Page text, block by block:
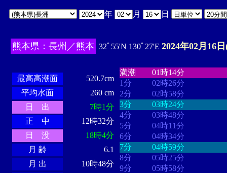
年 月 日
熊本県：長州／熊本 32ﾟ55'N 130ﾟ27'E 2024年02月16
最高高潮面
520.7cm
平均水面
260 cm
日 出
7時1分
正 中
12時32分
日 没
18時4分
月 齢
6.1
月 出
10時48分
満潮
01時14分
1分
02時26分
2分
02時58分
3分
03時24分
4分
03時48分
5分
04時11分
6分
04時34分
7分
04時59分
8分
05時25分
9分
05時58分